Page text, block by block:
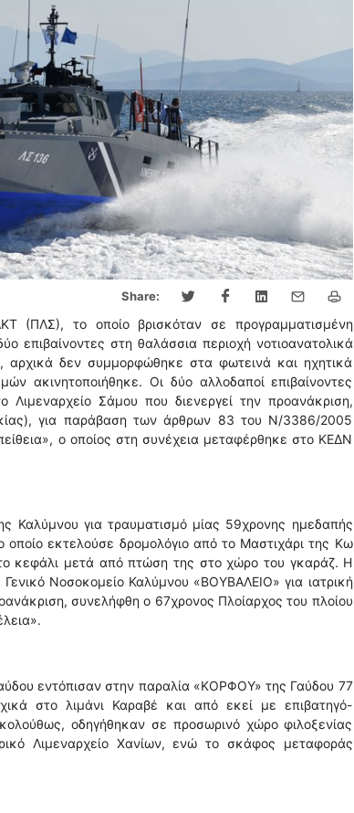
Share:
(ΠΛΣ), το οποίο βρισκόταν σε προγραμματισμένη
επιβαίνοντες στη θαλάσσια περιοχή νοτιοανατολικά
αρχικά δεν συμμορφώθηκε στα φωτεινά και ηχητικά
ακινητοποιήθηκε. Οι δύο αλλοδαποί επιβαίνοντες
Σάμου που διενεργεί την προανάκριση,
για παράβαση των άρθρων 83 του Ν/3386/2005
ο οποίος στη συνέχεια μεταφέρθηκε στο ΚΕΔΝ
Καλύμνου για τραυματισμό μίας 59χρονης ημεδαπής
εκτελούσε δρομολόγιο από το Μαστιχάρι της Κω
κεφάλι μετά από πτώση της στο χώρο του γκαράζ. Η
Νοσοκομείο Καλύμνου «ΒΟΥΒΑΛΕΙΟ» για ιατρική
συνελήφθη ο 67χρονος Πλοίαρχος του πλοίου
εντόπισαν στην παραλία «ΚΟΡΦΟΥ» της Γαύδου 77
στο λιμάνι Καραβέ και από εκεί με επιβατηγό-
οδηγήθηκαν σε προσωρινό χώρο φιλοξενίας
Λιμεναρχείο Χανίων, ενώ το σκάφος μεταφοράς